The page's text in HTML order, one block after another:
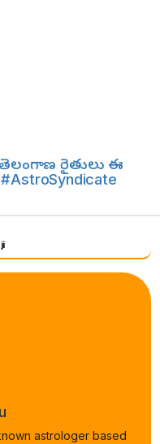
తెలంగాణ రైతులు ఈ
astrologer based